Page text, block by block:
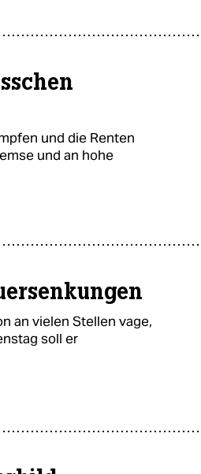
und die Renten
und an hohe
an vielen Stellen vage,
soll er